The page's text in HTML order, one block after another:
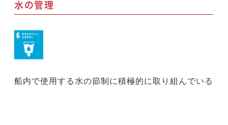
水の管理
船内で使用する水の節制に積極的に取り組んでいる